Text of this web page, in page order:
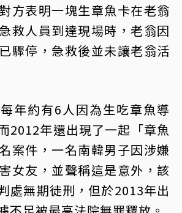
方表明一塊生章魚卡在老翁
救人員到達現場時，老翁因
驟停，急救後並未讓老翁活
年約有6人因為生吃章魚導
2012年還出現了一起「章魚
案件，一名南韓男子因涉嫌
女友，並聲稱這是意外，該
處無期徒刑，但於2013年出